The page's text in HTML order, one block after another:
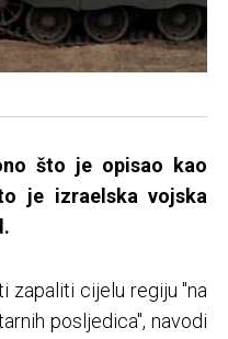
što je opisao kao
je izraelska vojska
zapaliti cijelu regiju "na
posljedica", navodi